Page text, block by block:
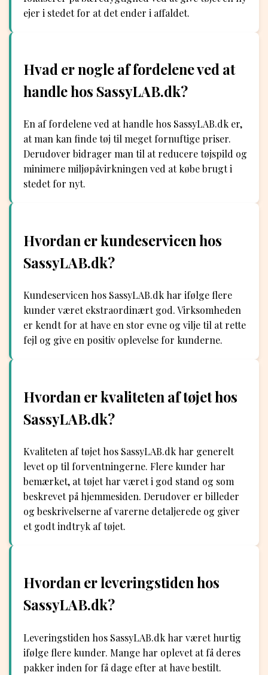
ejer i stedet for at det ender i affaldet.
Hvad er nogle af fordelene ved at
handle hos SassyLAB.dk?
En af fordelene ved at handle hos SassyLAB.dk er,
at man kan finde tøj til meget fornuftige priser.
Derudover bidrager man til at reducere tøjspild og
minimere miljøpåvirkningen ved at købe brugt i
stedet for nyt.
Hvordan er kundeservicen hos
SassyLAB.dk?
Kundeservicen hos SassyLAB.dk har ifølge flere
kunder været ekstraordinært god. Virksomheden
er kendt for at have en stor evne og vilje til at rette
fejl og give en positiv oplevelse for kunderne.
Hvordan er kvaliteten af tøjet hos
SassyLAB.dk?
Kvaliteten af tøjet hos SassyLAB.dk har generelt
levet op til forventningerne. Flere kunder har
bemærket, at tøjet har været i god stand og som
beskrevet på hjemmesiden. Derudover er billeder
og beskrivelserne af varerne detaljerede og giver
et godt indtryk af tøjet.
Hvordan er leveringstiden hos
SassyLAB.dk?
Leveringstiden hos SassyLAB.dk har været hurtig
ifølge flere kunder. Mange har oplevet at få deres
pakker inden for få dage efter at have bestilt.